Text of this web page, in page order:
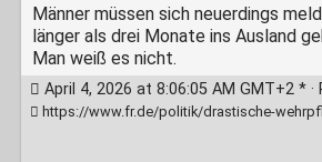
Männer müssen sich neuerdings
länger als drei Monate ins Ausland
Man weiß es nicht.
April 4, 2026 at 8:06:05 AM GMT+2 * ·
https://www.fr.de/politik/drastische-wehrpflicht-aenderung-maenner-die-deutschland-laenger-